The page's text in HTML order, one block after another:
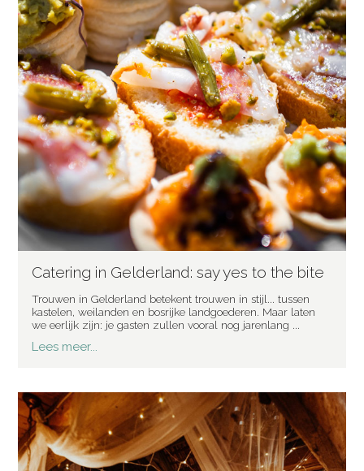
Catering in Gelderland: say yes to the bite
Trouwen in Gelderland betekent trouwen in stijl... tussen
kastelen, weilanden en bosrijke landgoederen. Maar laten
we eerlijk zijn: je gasten zullen vooral nog jarenlang ...
Lees meer...